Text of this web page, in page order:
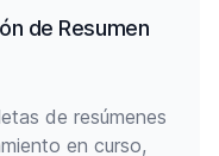
de Resumen
de resúmenes
en curso,